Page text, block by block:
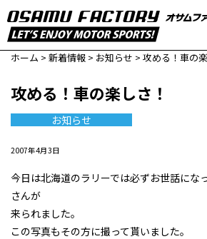
ホーム > 新着情報 > お知らせ > 攻める！車の
攻める！車の楽しさ！
お知らせ
2007年4月3日
今日は北海道のラリーでは必ずお世話にな
さんが
来られました。
この写真もその方に撮って貰いました。